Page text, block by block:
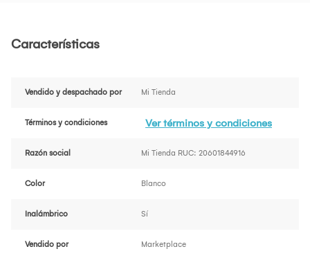
Características
Vendido y despachado por Mi Tienda
Términos y condiciones Ver términos y condiciones
Razón social Mi Tienda RUC: 20601844916
Color Blanco
Inalámbrico Sí
Vendido por Marketplace